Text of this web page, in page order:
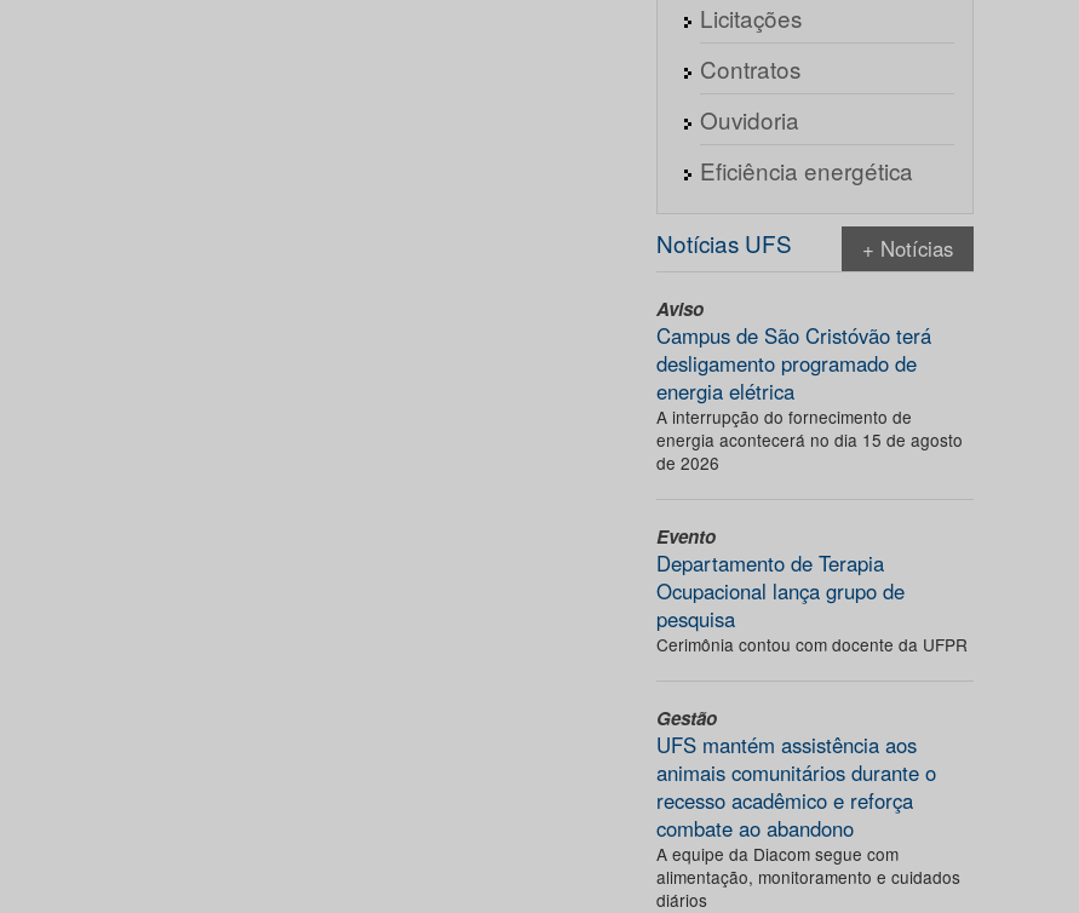
Licitações
Contratos
Ouvidoria
Eficiência energética
Notícias UFS + Notícias
Aviso
Campus de São Cristóvão terá
desligamento programado de
energia elétrica
A interrupção do fornecimento de
energia acontecerá no dia 15 de agosto
de 2026
Evento
Departamento de Terapia
Ocupacional lança grupo de
pesquisa
Cerimônia contou com docente da UFPR
Gestão
UFS mantém assistência aos
animais comunitários durante o
recesso acadêmico e reforça
combate ao abandono
A equipe da Diacom segue com
alimentação, monitoramento e cuidados
diários